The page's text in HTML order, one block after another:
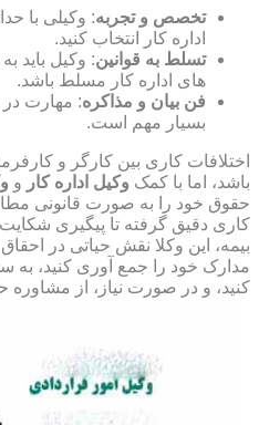
تخصص و تجربه
اداره کار انتخاب کنید.
تسلط به قوانین: وکیل باید
های اداره کار مسلط باشد.
فن بیان و مذاکره: مهارت
بسیار مهم است.
اختلافات کاری بین کارگر و
باشد، اما با کمک وکیل اداره کار و
حقوق خود را به صورت قانونی
کاری دقیق گرفته تا پیگیری
بیمه، این وکلا نقش حیاتی در
مدارک خود را جمع آوری کنید، به
کنید، و در صورت نیاز، از